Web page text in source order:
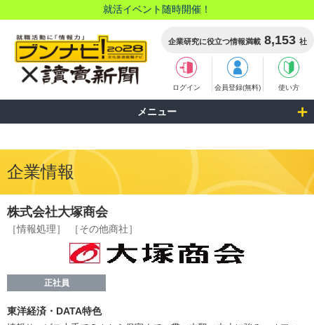
就活イベント随時開催！
企業研究に役立つ情報満載 8,153 社
ログイン 会員登録(無料) 使い方
メニュー
企業情報
株式会社大塚商会
［情報処理］ ［その他商社］
正社員
東洋経済・DATA特色